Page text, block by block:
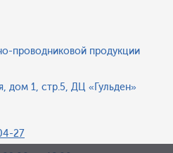
проводниковой продукции
дом 1, стр.5, ДЦ «Гульден»
27